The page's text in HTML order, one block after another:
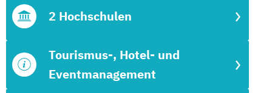
Tourismus-, Hotel- und
Eventmanagement
2 Hochschulen